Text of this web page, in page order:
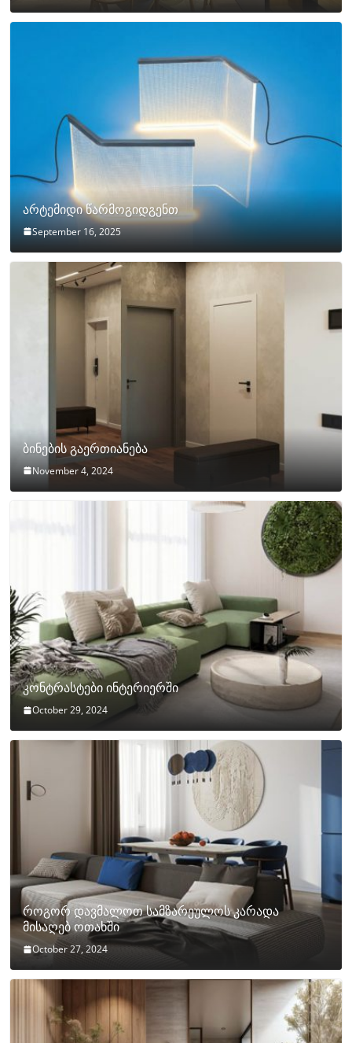
არტემიდი წარმოგიდგენთ
September 16, 2025
ბინების გაერთიანება
November 4, 2024
კონტრასტები ინტერიერში
October 29, 2024
როგორ დავმალოთ სამზარეულოს კარადა
მისაღებ ოთახში
October 27, 2024